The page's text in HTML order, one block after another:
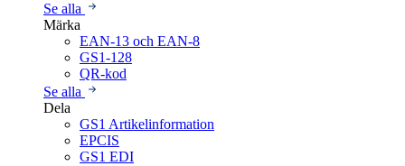
Se alla
Märka
EAN-13 och EAN-8
GS1-128
QR-kod
Se alla
Dela
GS1 Artikelinformation
EPCIS
GS1 EDI